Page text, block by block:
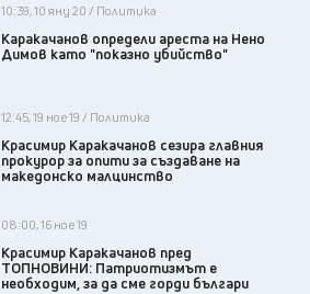
10:39, 10 яну 20 / Политика
Каракачанов определи ареста на Нено
Димов като "показно убийство"
12:45, 19 ное 19 / Политика
Красимир Каракачанов сезира главния
прокурор за опити за създаване на
македонско малцинство
08:00, 16 ное 19
Красимир Каракачанов пред
ТОПНОВИНИ: Патриотизмът е
необходим, за да сме горди българи